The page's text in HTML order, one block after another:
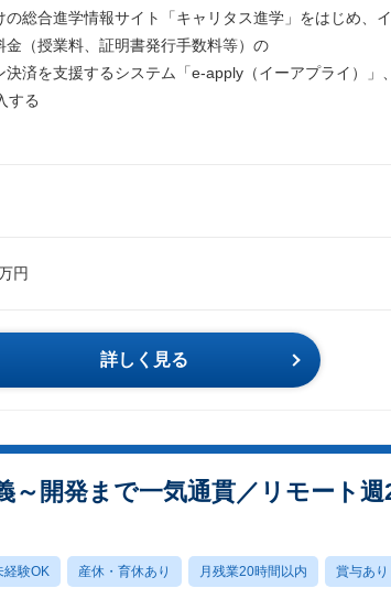
の総合進学情報サイト「キャリタス進学」をはじめ、
金（授業料、証明書発行手数料等）の
決済を支援するシステム「e-apply（イーアプライ）」
する
円
詳しく見る
～開発まで一気通貫／リモート週
経験OK 産休・育休あり 月残業20時間以内 賞与あり